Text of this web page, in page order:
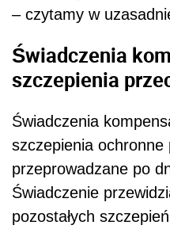
– czytamy w
Świadczenia
szczepienia
Świadczenia
szczepienia
przeprowadzane po
Świadczenie
pozostałych